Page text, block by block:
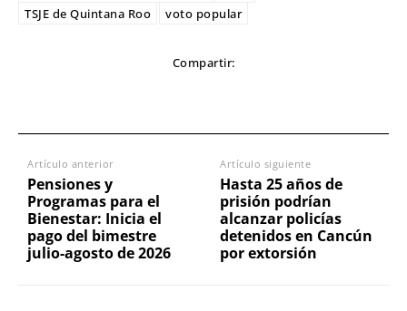
TSJE de Quintana Roo
voto popular
Compartir:
Artículo anterior
Pensiones y
Programas para el
Bienestar: Inicia el
pago del bimestre
julio-agosto de 2026
Artículo siguiente
Hasta 25 años de
prisión podrían
alcanzar policías
detenidos en Cancún
por extorsión